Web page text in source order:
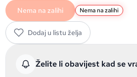
Nema na zalihi Nema na zalihi
Dodaj u listu želja
Želite li obavijest kad se